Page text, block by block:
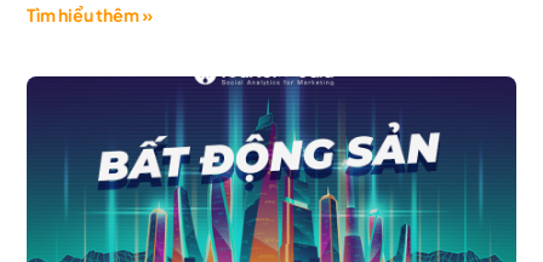
Tìm hiểu thêm »